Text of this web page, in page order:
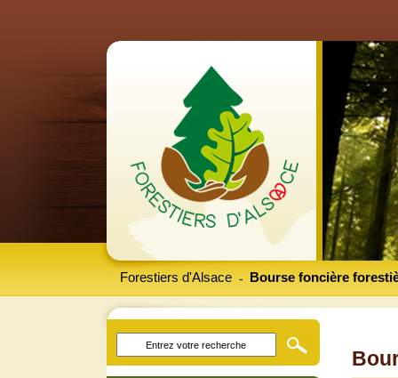
Forestiers d'Alsace Bourse foncière
-